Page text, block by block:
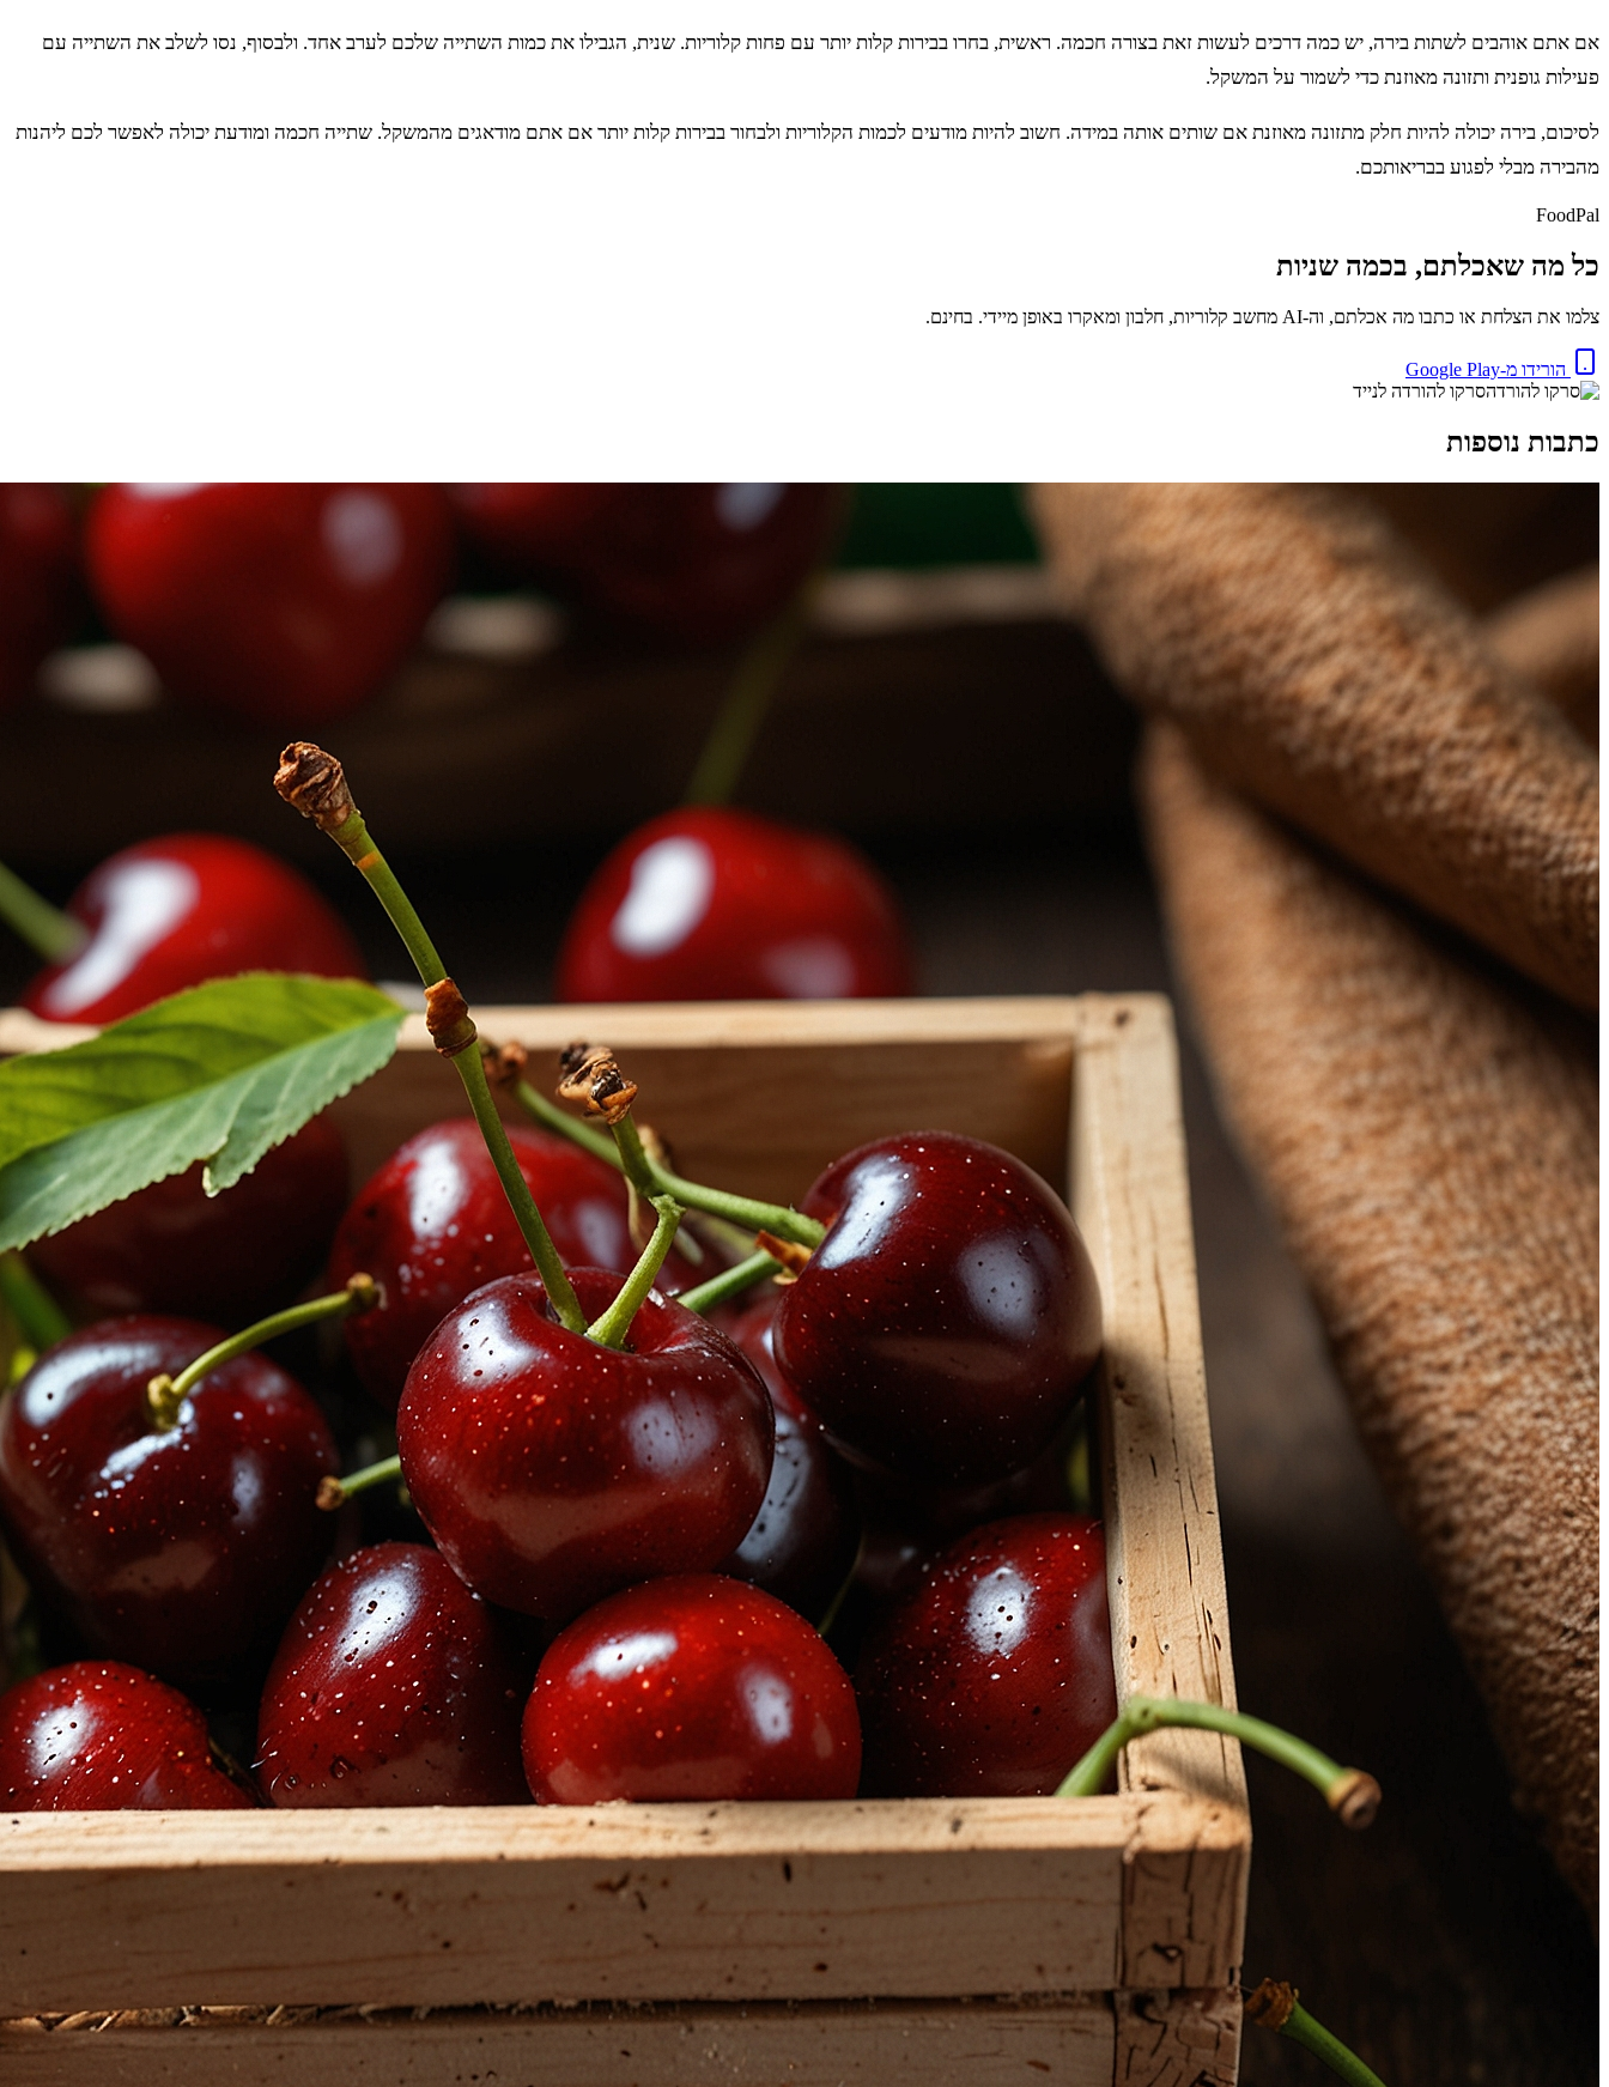
אם אתם אוהבים לשתות בירה, יש כמה דרכים לעשות זאת בצורה חכמה. ראשית, בחרו בבירות קלות יותר עם פחות קלוריות. שנית, הגבילו את כמות השתייה שלכם לערב אחד. ולבסוף, נסו לשלב את השתייה עם
פעילות גופנית ותזונה מאוזנת כדי לשמור על המשקל.
לסיכום, בירה יכולה להיות חלק מתזונה מאוזנת אם שותים אותה במידה. חשוב להיות מודעים לכמות הקלוריות ולבחור בבירות קלות יותר אם אתם מודאגים מהמשקל. שתייה חכמה ומודעת יכולה לאפשר לכם ליהנות
מהבירה מבלי לפגוע בבריאותכם.
FoodPal
כל מה שאכלתם, בכמה שניות
צלמו את הצלחת או כתבו מה אכלתם, וה-AI מחשב קלוריות, חלבון ומאקרו באופן מיידי. בחינם.
הורידו מ-Google Play
סרקו להורדה לנייד
כתבות נוספות